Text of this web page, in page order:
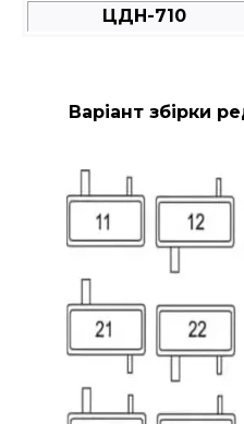
ЦДН-710
Варіант збірки